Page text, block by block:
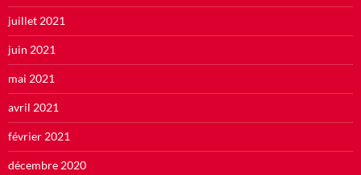
juillet 2021
juin 2021
mai 2021
avril 2021
février 2021
décembre 2020